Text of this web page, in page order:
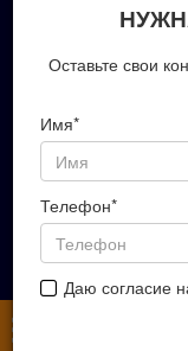
Оставьте свои
Имя*
Телефон*
Даю согласие